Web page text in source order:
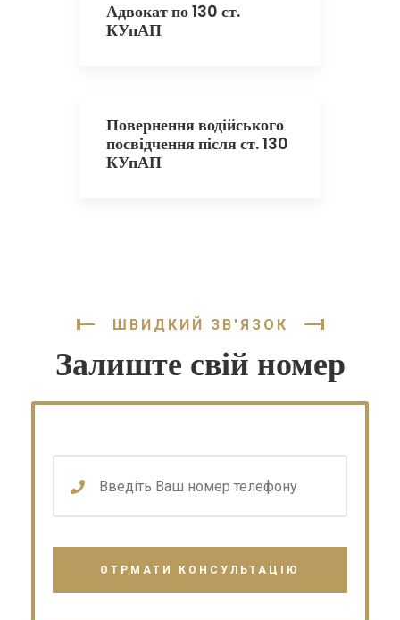
Адвокат по 130 ст.
КУпАП
Повернення водійського
посвідчення після ст. 130
КУпАП
ШВИДКИЙ ЗВ'ЯЗОК
Залиште свій номер